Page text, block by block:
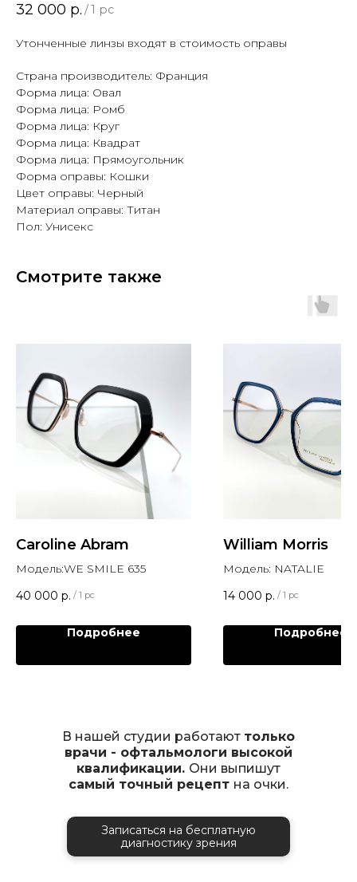
32 000 р. /1 pc
Утонченные линзы входят в стоимость оправы
Страна производитель: Франция
Форма лица: Овал
Форма лица: Ромб
Форма лица: Круг
Форма лица: Квадрат
Форма лица: Прямоугольник
Форма оправы: Кошки
Цвет оправы: Черный
Материал оправы: Титан
Пол: Унисекс
Смотрите также
Caroline Abram
Модель:WE SMILE 635
40 000 р. / 1 pc
Подробнее
William Morris
Модель: NATALIE
14 000 р. / 1 pc
Подробнее
В нашей студии работают только
врачи - офтальмологи высокой
квалификации. Они выпишут
самый точный рецепт на очки.
Записаться на бесплатную
диагностику зрения